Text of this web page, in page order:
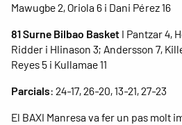
Mawugbe 2, Oriola 6 i Dani Pérez 16
81 Surne Bilbao Basket I Pantzar 4,
Ridder i Hlinason 3; Andersson 7,
Reyes 5 i Kullamae 11
Parcials: 24-17, 26-20, 13-21, 27-23
El BAXI Manresa va fer un pas molt